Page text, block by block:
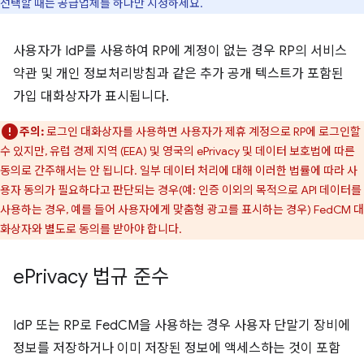
선택할 때는 공급업체를 하나만 지정하세요.
사용자가 IdP를 사용하여 RP에 계정이 없는 경우 RP의 서비스
약관 및 개인 정보처리방침과 같은 추가 공개 텍스트가 포함된
가입 대화상자가 표시됩니다.
주의:로그인 대화상자를 사용하면 사용자가 제휴 계정으로 RP에 로그인할
수 있지만, 유럽 경제 지역 (EEA) 및 영국의 ePrivacy 및 데이터 보호법에 따른
동의로 간주해서는 안 됩니다. 일부 데이터 처리에 대해 이러한 법률에 따라 사
용자 동의가 필요하다고 판단되는 경우(예: 인증 이외의 목적으로 API 데이터를
사용하는 경우, 예를 들어 사용자에게 맞춤형 광고를 표시하는 경우) FedCM 대
화상자와 별도로 동의를 받아야 합니다.
ePrivacy 법규 준수
IdP 또는 RP로 FedCM을 사용하는 경우 사용자 단말기 장비에
정보를 저장하거나 이미 저장된 정보에 액세스하는 것이 포함